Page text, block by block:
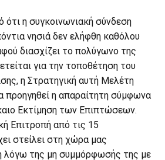
ότι η συγκοινωνιακή σύνδεση
νησιά δεν ελήφθη καθόλου
διασχίζει το πολύγωνο της
για την τοποθέτηση του
η Στρατηγική αυτή Μελέτη
προηγηθεί η απαραίτητη σύμφωνα
Εκτίμηση των Επιπτώσεων.
Επιτροπή από τις 15
στείλει στη χώρα μας
λόγω της μη συμμόρφωσής της με